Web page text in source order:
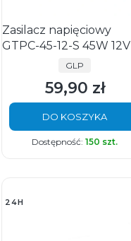
Zasilacz napięciowy
GTPC-45-12-S 45W 12V
PRODUCENT
GLP
Cena
59,90 zł
DO KOSZYKA
Dostępność:150 szt.
24H